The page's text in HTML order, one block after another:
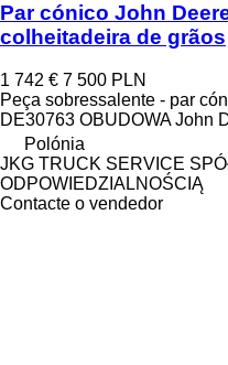
Par cónico John
colheitadeira de grãos
1 742 € 7 500 PLN
Peça sobressalente - par
DE30763 OBUDOWA John
Polónia
JKG TRUCK SERVICE
ODPOWIEDZIALNOŚCIĄ
Contacte o vendedor